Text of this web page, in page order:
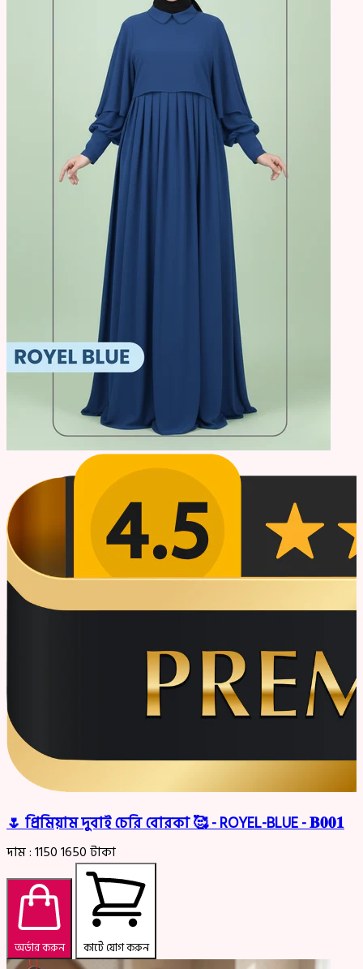
🌷 প্রিমিয়াম দুবাই চেরি বোরকা 🥰 - ROYEL-BLUE - 𝐁𝟎𝟎𝟏
দাম :11501650টাকা
অর্ডার করুন কার্টে যোগ করুন